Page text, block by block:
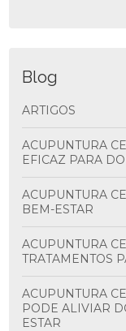
Blog
ARTIGOS
ACUPUNTURA CERVICAL COMO TRATAMENTO
EFICAZ PARA
ACUPUNTURA CERVICAL PARA ALÍVIO DA DOR E
BEM-ESTAR
ACUPUNTURA CERVICAL: BENEFÍCIOS E
TRATAMENTOS
ACUPUNTURA CERVICAL: COMO ESSA TERAPIA
PODE ALIVIAR
ESTAR